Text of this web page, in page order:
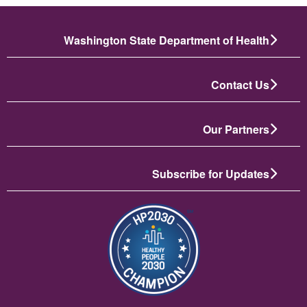
Washington State Department of Health
Contact Us
Our Partners
Subscribe for Updates
תמונה